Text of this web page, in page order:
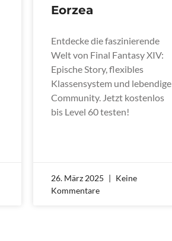
Eorzea
Entdecke die faszinierende
Welt von Final Fantasy XIV:
Epische Story, flexibles
Klassensystem und lebendige
Community. Jetzt kostenlos
bis Level 60 testen!
26. März 2025
Keine
Kommentare